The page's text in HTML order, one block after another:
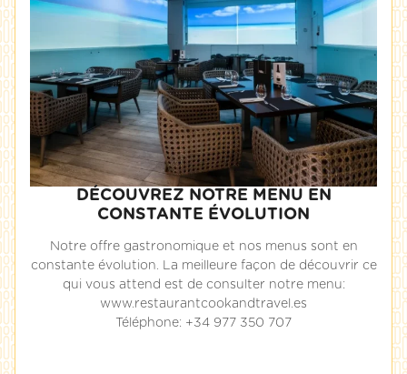
DÉCOUVREZ NOTRE MENU EN
CONSTANTE ÉVOLUTION
Notre offre gastronomique et nos menus sont en
constante évolution. La meilleure façon de découvrir ce
qui vous attend est de consulter notre menu:
www.restaurantcookandtravel.es
Téléphone: +34 977 350 707